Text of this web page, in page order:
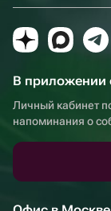
В приложении
Личный кабинет
напоминания о